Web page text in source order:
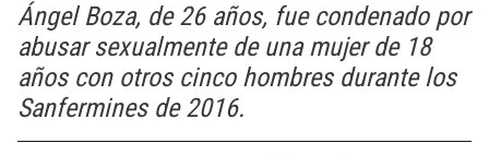
Ángel Boza, de 26 años, fue condenado por
abusar sexualmente de una mujer de 18
años con otros cinco hombres durante los
Sanfermines de 2016.